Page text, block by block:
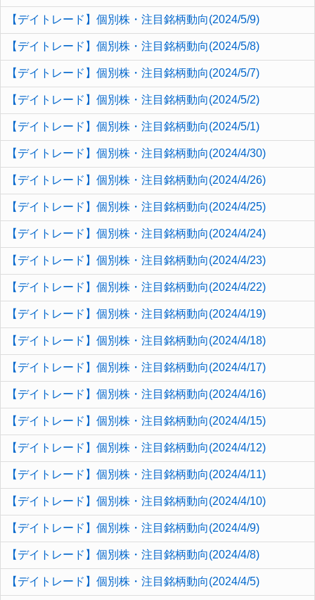
【デイトレード】個別株・注目銘柄動向(2024/5/9)
【デイトレード】個別株・注目銘柄動向(2024/5/8)
【デイトレード】個別株・注目銘柄動向(2024/5/7)
【デイトレード】個別株・注目銘柄動向(2024/5/2)
【デイトレード】個別株・注目銘柄動向(2024/5/1)
【デイトレード】個別株・注目銘柄動向(2024/4/30)
【デイトレード】個別株・注目銘柄動向(2024/4/26)
【デイトレード】個別株・注目銘柄動向(2024/4/25)
【デイトレード】個別株・注目銘柄動向(2024/4/24)
【デイトレード】個別株・注目銘柄動向(2024/4/23)
【デイトレード】個別株・注目銘柄動向(2024/4/22)
【デイトレード】個別株・注目銘柄動向(2024/4/19)
【デイトレード】個別株・注目銘柄動向(2024/4/18)
【デイトレード】個別株・注目銘柄動向(2024/4/17)
【デイトレード】個別株・注目銘柄動向(2024/4/16)
【デイトレード】個別株・注目銘柄動向(2024/4/15)
【デイトレード】個別株・注目銘柄動向(2024/4/12)
【デイトレード】個別株・注目銘柄動向(2024/4/11)
【デイトレード】個別株・注目銘柄動向(2024/4/10)
【デイトレード】個別株・注目銘柄動向(2024/4/9)
【デイトレード】個別株・注目銘柄動向(2024/4/8)
【デイトレード】個別株・注目銘柄動向(2024/4/5)